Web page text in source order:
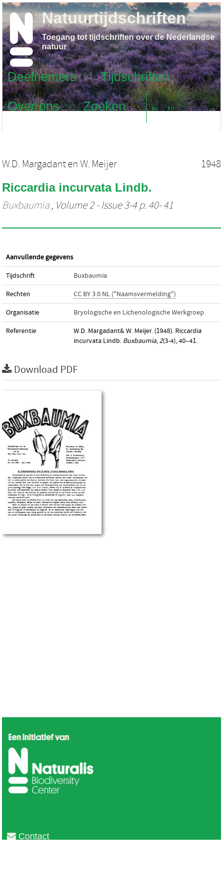
Deelnemers
Tijdschriften
Over ons
Zoeken NL EN
Natuurtijdschriften
Toegang tot tijdschriften over de Nederlandse
natuur
W.D. Margadant en W. Meijer 1948
Riccardia incurvata Lindb.
Buxbaumia, Volume 2 - Issue 3-4 p. 40- 41
Aanvullende gegevens
Tijdschrift Buxbaumia
Rechten CC BY 3.0 NL ("Naamsvermelding")
Organisatie Bryologische en Lichenologische Werkgroep
Referentie
W.D. Margadant& W. Meijer. (1948). Riccardia
incurvata Lindb. Buxbaumia,2(3-4), 40–41.
Download PDF
Contact